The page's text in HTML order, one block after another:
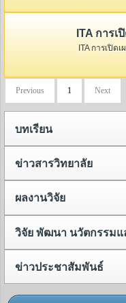
ITA การเปิ
ITA การเปิด
Previous 1 Next
บทเรียน
ข่าวสารวิทยาลัย
ผลงานวิจัย
วิจัย พัฒนา นวัตกรรมแ
ข่าวประชาสัมพันธ์